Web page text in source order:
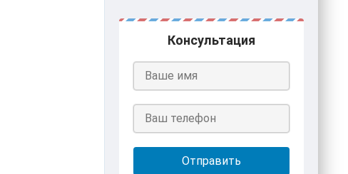
Консультация
Отправить